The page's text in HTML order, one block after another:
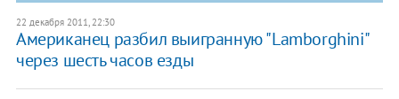
22 декабря 2011, 22:30
Американец разбил выигранную "Lamborghini"
через шесть часов езды